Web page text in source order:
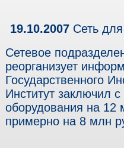
19.10.2007 Сеть
Сетевое
реорганизует
Государственного
Институт заключил с
оборудования на 12
примерно на 8 млн